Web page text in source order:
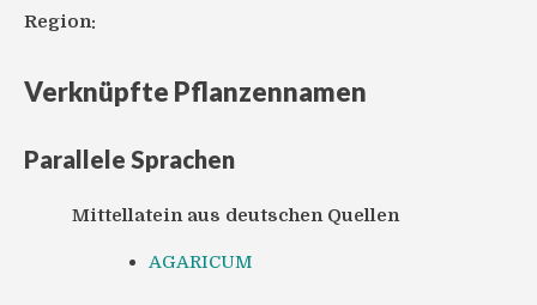
Region:
Verknüpfte Pflanzennamen
Parallele Sprachen
Mittellatein aus deutschen Quellen
AGARICUM